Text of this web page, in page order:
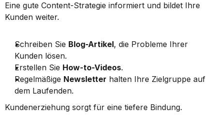
Eine gute Content-Strategie informiert und bildet Ihre
Kunden weiter.
Schreiben Sie Blog-Artikel, die Probleme Ihrer
Kunden lösen.
Erstellen Sie How-to-Videos.
Regelmäßige Newsletter halten Ihre Zielgruppe auf
dem Laufenden.
Kundenerziehung sorgt für eine tiefere Bindung.